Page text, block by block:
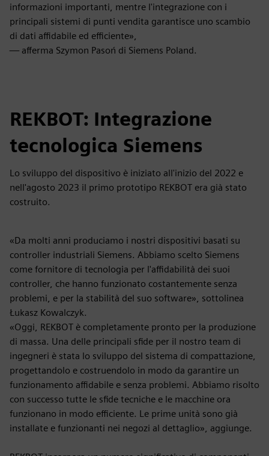
informazioni importanti, mentre l'integrazione con i
principali sistemi di punti vendita garantisce uno scambio
di dati affidabile ed efficiente»,
— afferma Szymon Pasoń di Siemens Poland.
REKBOT: Integrazione
tecnologica Siemens
Lo sviluppo del dispositivo è iniziato all'inizio del 2022 e
nell'agosto 2023 il primo prototipo REKBOT era già stato
costruito.
«Da molti anni produciamo i nostri dispositivi basati su
controller industriali Siemens. Abbiamo scelto Siemens
come fornitore di tecnologia per l'affidabilità dei suoi
controller, che hanno funzionato costantemente senza
problemi, e per la stabilità del suo software», sottolinea
Łukasz Kowalczyk.
«Oggi, REKBOT è completamente pronto per la produzione
di massa. Una delle principali sfide per il nostro team di
ingegneri è stata lo sviluppo del sistema di compattazione,
progettandolo e costruendolo in modo da garantire un
funzionamento affidabile e senza problemi. Abbiamo risolto
con successo tutte le sfide tecniche e le macchine ora
funzionano in modo efficiente. Le prime unità sono già
installate e funzionanti nei negozi al dettaglio», aggiunge.